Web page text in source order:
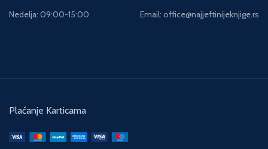
Nedelja: 09:00-15:00
Email: office@najjeftinijeknjige.rs
Plaćanje Karticama